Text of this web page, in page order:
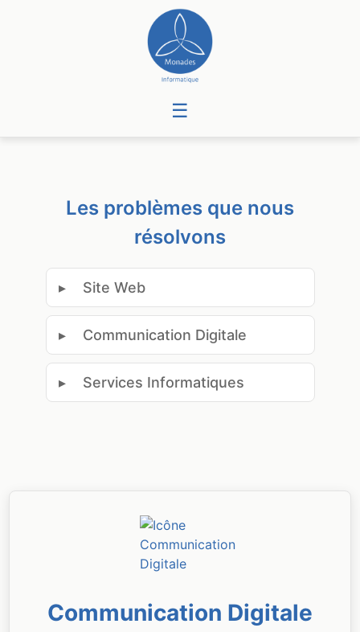
☰
Les problèmes que nous
résolvons
▸ Site Web
▸ Communication Digitale
▸ Services Informatiques
Communication Digitale